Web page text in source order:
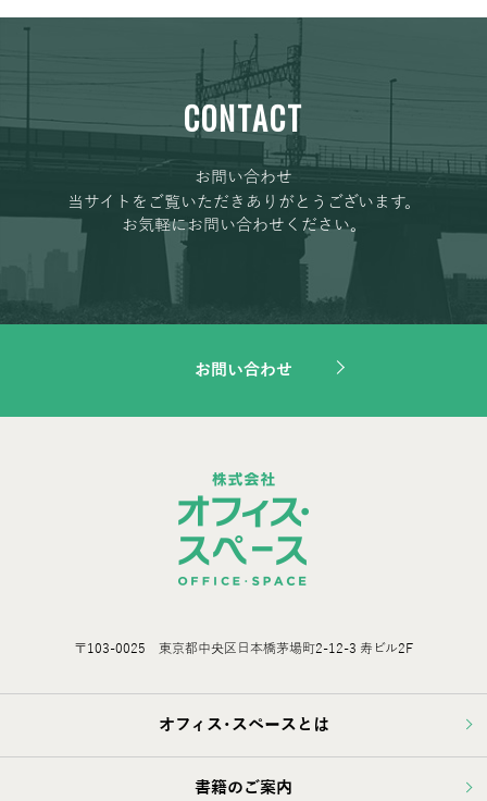
CONTACT
お問い合わせ
当サイトをご覧いただきありがとうございます。
お気軽にお問い合わせください。
お問い合わせ
〒103-0025 東京都中央区日本橋茅場町2-12-3 寿ビル2F
オフィス･スペースとは
書籍のご案内